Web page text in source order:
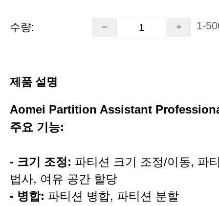
수량: 1-
제품 설명
Aomei Partition Assistant
주요 기능:
- 크기 조정: 파티션 크기 조정/이동, 파
법사, 여유 공간 할당
- 병합: 파티션 병합, 파티션 분할